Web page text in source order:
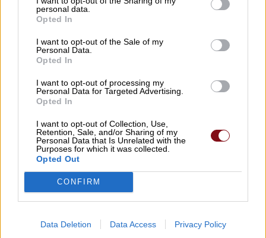
personal data.
Opted In
I want to opt-out of the Sale of my
Personal Data.
Opted In
I want to opt-out of processing my
Personal Data for Targeted Advertising.
Opted In
I want to opt-out of Collection, Use,
Retention, Sale, and/or Sharing of my
Personal Data that Is Unrelated with the
Purposes for which it was collected.
Opted Out
CONFIRM
Data Deletion Data Access Privacy Policy
βλέπετε συχνότερα τις ειδήσεις μας στο Google Discover.
Στη σελίδα που θα ανοίξει, πατήστε ✓ δίπλα στοPaid